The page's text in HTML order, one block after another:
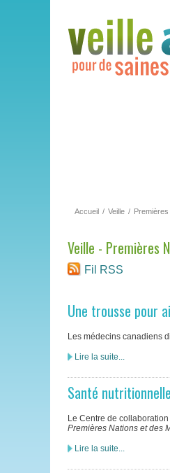
Accueil / Veille /
Veille - Premières
Fil RSS
Une trousse pour
Les médecins canadiens
Lire la suite...
Santé
Le Centre de
Premières Nations et des
Lire la suite...